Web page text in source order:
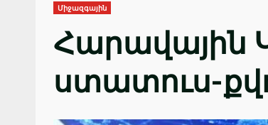
Միջազգային
Հարավային
ստատուս-